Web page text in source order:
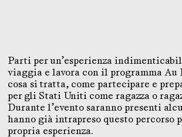
Parti per un’esperienza
viaggia e lavora con il programma Au
cosa si tratta, come partecipare e
per gli Stati Uniti come ragazza o
Durante l’evento saranno presenti
hanno già intrapreso questo percorso
propria esperienza.